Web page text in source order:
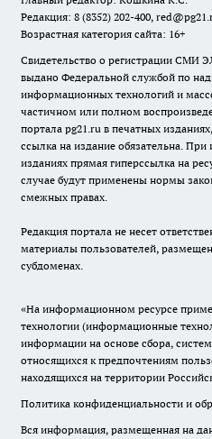
Редакция: 8 (8352) 202-400,
Возрастная категория сайта: 16+
Свидетельство о регистрации СМИ
выдано Федеральной службой по
информационных технологий и
частичном или полном
портала pg21.ru в печатных
ссылка на издание обязательна.
изданиях прямая гиперссылка на
случае будут применены нормы
смежных правах.
Редакция портала не несет
материалы пользователей,
субдоменах.
«На информационном ресурсе
технологии (информационные
информации на основе сбора,
относящихся к предпочтениям
находящихся на территории
Политика конфиденциальности и
Вся информация, размещенная на